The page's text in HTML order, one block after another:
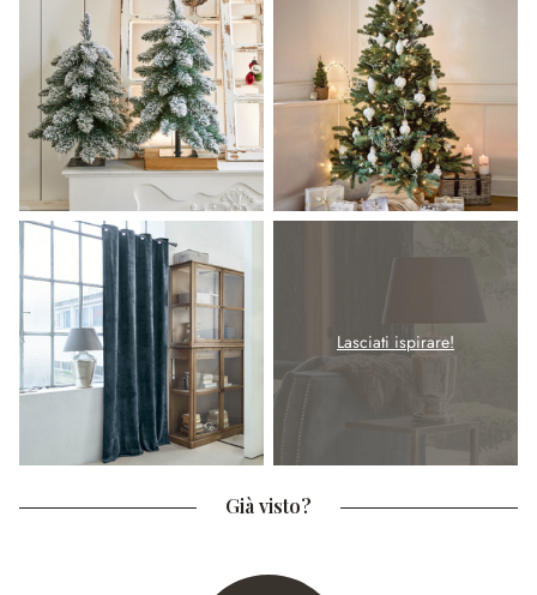
Lasciati ispirare!
Già visto?